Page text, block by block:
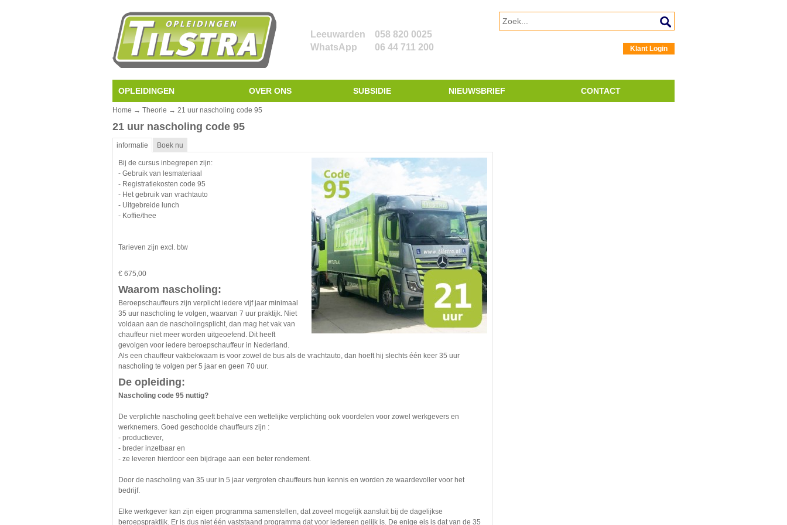
Leeuwarden
058 820 0025
WhatsApp
06 44 711 200 Klant Login
OPLEIDINGEN OVER ONS SUBSIDIE NIEUWSBRIEF CONTACT
Home → Theorie → 21 uur nascholing code 95
21 uur nascholing code 95
Bij de cursus inbegrepen zijn:
- Gebruik van lesmateriaal
- Registratiekosten code 95
- Het gebruik van vrachtauto
- Uitgebreide lunch
- Koffie/thee
Tarieven zijn excl. btw
€ 675,00
Waarom nascholing:
Beroepschauffeurs zijn verplicht iedere vijf jaar minimaal
35 uur nascholing te volgen, waarvan 7 uur praktijk. Niet
voldaan aan de nascholingsplicht, dan mag het vak van
chauffeur niet meer worden uitgeoefend. Dit heeft
gevolgen voor iedere beroepschauffeur in Nederland.
Als een chauffeur vakbekwaam is voor zowel de bus als de vrachtauto, dan hoeft hij slechts één keer 35 uur
nascholing te volgen per 5 jaar en geen 70 uur.
De opleiding:
Nascholing code 95 nuttig?
De verplichte nascholing geeft behalve een wettelijke verplichting ook voordelen voor zowel werkgevers en
werknemers. Goed geschoolde chauffeurs zijn :
- productiever,
- breder inzetbaar en
- ze leveren hierdoor een bijdrage aan een beter rendement.
Door de nascholing van 35 uur in 5 jaar vergroten chauffeurs hun kennis en worden ze waardevoller voor het
bedrijf.
Elke werkgever kan zijn eigen programma samenstellen, dat zoveel mogelijk aansluit bij de dagelijkse
beroepspraktijk. Er is dus niet één vaststaand programma dat voor iedereen gelijk is. De enige eis is dat van de 35
informatie Boek nu